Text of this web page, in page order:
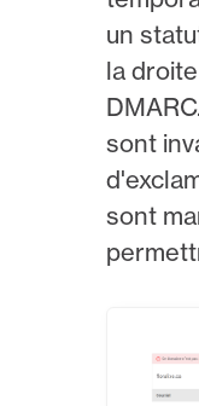
un
la
sont
sont